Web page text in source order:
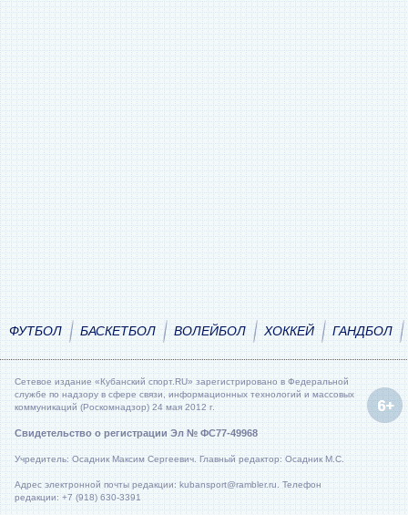
ФУТБОЛ БАСКЕТБОЛ ВОЛЕЙБОЛ ХОККЕЙ ГАНДБОЛ
Сетевое издание «Кубанский спорт.RU» зарегистрировано в Федеральной
службе по надзору в сфере связи, информационных технологий и массовых
коммуникаций (Роскомнадзор) 24 мая 2012 г.
Свидетельство о регистрации Эл № ФС77-49968
Учредитель: Осадник Максим Сергеевич. Главный редактор: Осадник М.С.
Адрес электронной почты редакции: kubansport@rambler.ru. Телефон
редакции: +7 (918) 630-3391